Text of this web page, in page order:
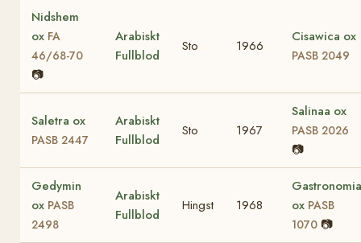
Nidshem
ox FA
46/68-70
📷
Arabiskt
Fullblod
Sto 1966
Cisawica ox
PASB 2049
Saletra ox
PASB 2447
Arabiskt
Fullblod
Sto 1967
Salinaa ox
PASB 2026
📷
Gedymin
ox PASB
2498
Arabiskt
Fullblod
Hingst 1968
Gastronomia
ox PASB
1070 📷